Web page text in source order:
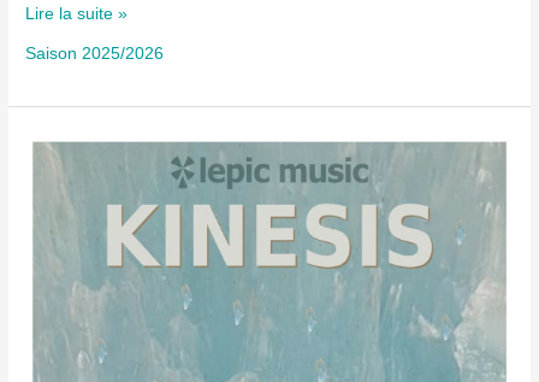
Lighting
Lire la suite »
Saison 2025/2026